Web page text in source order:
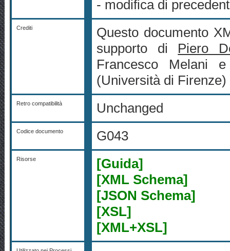
- modifica di
Crediti
Questo documento
supporto di Piero
Francesco Melani
(Università di
Retro compatibilità Unchanged
Codice documento G043
Risorse
[Guida]
[XML Schema]
[JSON Schema]
[XSL]
[XML+XSL]